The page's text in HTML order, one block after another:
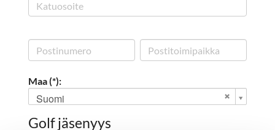
Maa (*):
Suomi
Golf jäsenyys